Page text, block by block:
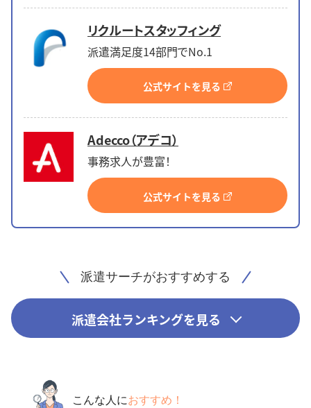
リクルートスタッフィング
派遣満足度14部門でNo.1
公式サイトを見る
Adecco（アデコ）
事務求人が豊富！
公式サイトを見る
派遣サーチがおすすめする
派遣会社ランキングを見る
こんな人におすすめ！